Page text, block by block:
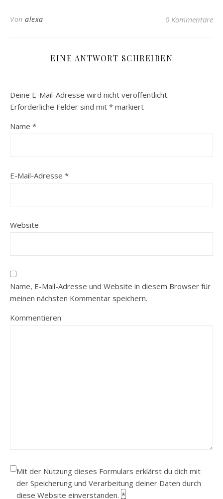
Von alexa 0 Kommentare
EINE ANTWORT SCHREIBEN
Deine E-Mail-Adresse wird nicht veröffentlicht.
Erforderliche Felder sind mit * markiert
Name *
E-Mail-Adresse *
Website
Name, E-Mail-Adresse und Website in diesem Browser für
meinen nächsten Kommentar speichern.
Kommentieren
Mit der Nutzung dieses Formulars erklärst du dich mit
der Speicherung und Verarbeitung deiner Daten durch
diese Website einverstanden. *